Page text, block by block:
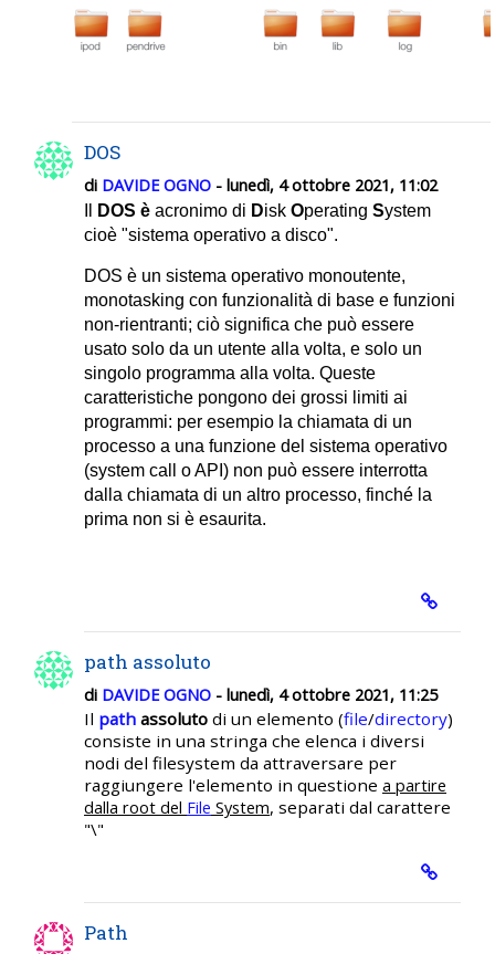
DOS
di DAVIDE OGNO - lunedì, 4 ottobre 2021, 11:02
DOS è acronimo di Disk Operating System
cioè "sistema operativo a disco".
DOS è un sistema operativo monoutente,
monotasking con funzionalità di base e funzioni
non-rientranti; ciò significa che può essere
usato solo da un utente alla volta, e solo un
singolo programma alla volta. Queste
caratteristiche pongono dei grossi limiti ai
programmi: per esempio la chiamata di un
processo a una funzione del sistema operativo
(system call o API) non può essere interrotta
dalla chiamata di un altro processo, finché la
prima non si è esaurita.
path assoluto
di DAVIDE OGNO - lunedì, 4 ottobre 2021, 11:25
Il path assoluto di un elemento (file/directory)
consiste in una stringa che elenca i diversi
nodi del filesystem da attraversare per
raggiungere l'elemento in questione a partire
dalla root del File System, separati dal carattere
"\"
Path